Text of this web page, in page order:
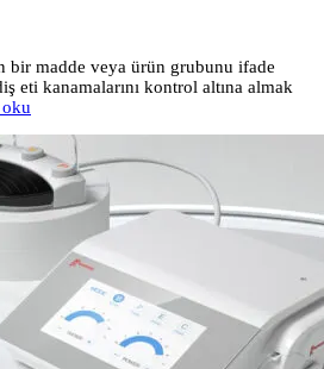
bir madde veya ürün grubunu ifade
eti kanamalarını kontrol altına almak